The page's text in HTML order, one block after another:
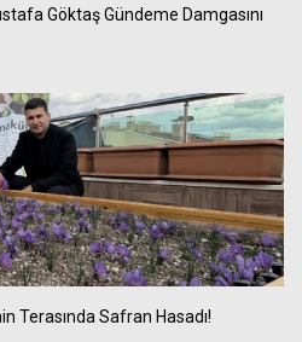
Göktaş Gündeme Damgasını
Terasında Safran Hasadı!